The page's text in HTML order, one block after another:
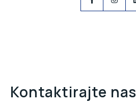
Kontaktirajte nas